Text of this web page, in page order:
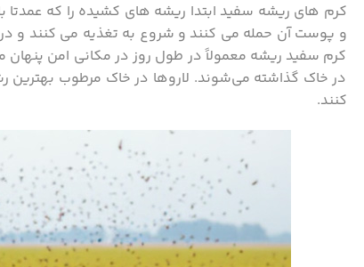
کرم های ریشه سفید ابتدا ریشه های کشیده را که عمدتا
و پوست آن حمله می کنند و شروع به تغذیه می کنند
کرم سفید ریشه معمولاً در طول روز در مکانی امن
در خاک گذاشته می‌شوند. لاروها در خاک مرطوب
کنند.